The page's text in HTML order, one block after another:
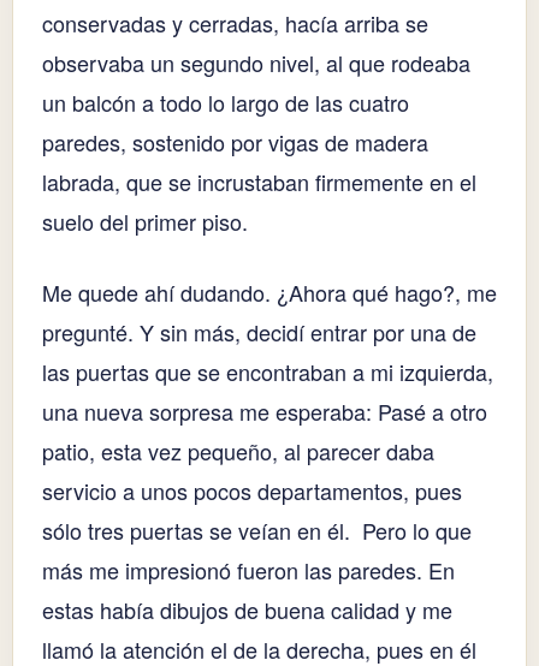
conservadas y cerradas, hacía arriba se
observaba un segundo nivel, al que rodeaba
un balcón a todo lo largo de las cuatro
paredes, sostenido por vigas de madera
labrada, que se incrustaban firmemente en el
suelo del primer piso.
Me quede ahí dudando. ¿Ahora qué hago?, me
pregunté. Y sin más, decidí entrar por una de
las puertas que se encontraban a mi izquierda,
una nueva sorpresa me esperaba: Pasé a otro
patio, esta vez pequeño, al parecer daba
servicio a unos pocos departamentos, pues
sólo tres puertas se veían en él. Pero lo que
más me impresionó fueron las paredes. En
estas había dibujos de buena calidad y me
llamó la atención el de la derecha, pues en él